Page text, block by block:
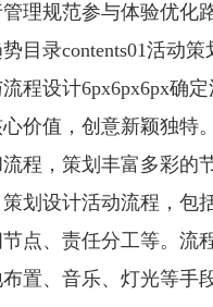
理规范参与体验优化
目录contents01活动
程设计6px6px6px确
价值，创意新颖独特
程，策划丰富多彩的
划设计活动流程，包
点、责任分工等。流
置、音乐、灯光等手